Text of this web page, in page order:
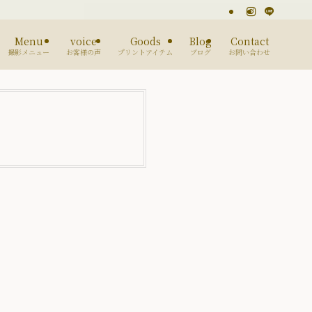
Menu
撮影メニュー
voice
お客様の声
Goods
プリントアイテム
Blog
ブログ
Contact
お問い合わせ